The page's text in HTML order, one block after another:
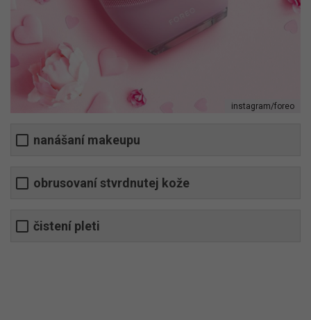
instagram/foreo
nanášaní makeupu
obrusovaní stvrdnutej kože
čistení pleti